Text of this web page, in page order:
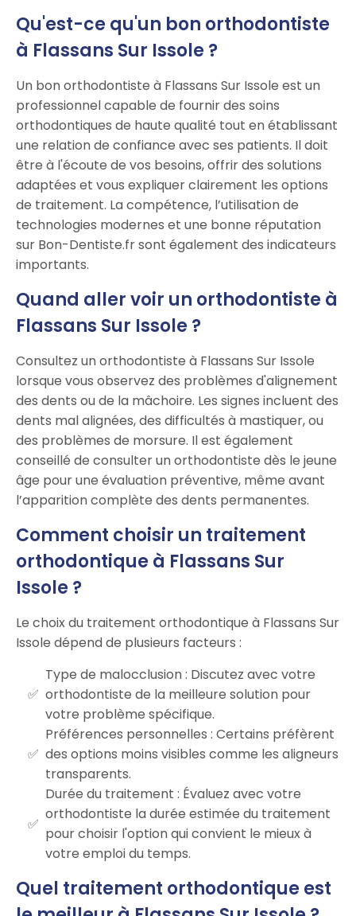
Qu'est-ce qu'un bon orthodontiste
à Flassans Sur Issole ?
Un bon orthodontiste à Flassans Sur Issole est un
professionnel capable de fournir des soins
orthodontiques de haute qualité tout en établissant
une relation de confiance avec ses patients. Il doit
être à l'écoute de vos besoins, offrir des solutions
adaptées et vous expliquer clairement les options
de traitement. La compétence, l’utilisation de
technologies modernes et une bonne réputation
sur Bon-Dentiste.fr sont également des indicateurs
importants.
Quand aller voir un orthodontiste à
Flassans Sur Issole ?
Consultez un orthodontiste à Flassans Sur Issole
lorsque vous observez des problèmes d'alignement
des dents ou de la mâchoire. Les signes incluent des
dents mal alignées, des difficultés à mastiquer, ou
des problèmes de morsure. Il est également
conseillé de consulter un orthodontiste dès le jeune
âge pour une évaluation préventive, même avant
l’apparition complète des dents permanentes.
Comment choisir un traitement
orthodontique à Flassans Sur
Issole ?
Le choix du traitement orthodontique à Flassans Sur
Issole dépend de plusieurs facteurs :
Type de malocclusion : Discutez avec votre
orthodontiste de la meilleure solution pour
votre problème spécifique.
Préférences personnelles : Certains préfèrent
des options moins visibles comme les aligneurs
transparents.
Durée du traitement : Évaluez avec votre
orthodontiste la durée estimée du traitement
pour choisir l'option qui convient le mieux à
votre emploi du temps.
Quel traitement orthodontique est